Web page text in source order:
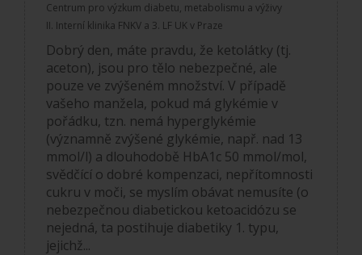
Centrum pro výzkum diabetu, metabolismu a výživy
II. Interní klinika FNKV a 3. LF UK v Praze
Dobrý den, máte pravdu, že ketolátky (tj.
aceton), jsou pro tělo nebezpečné, ale
pouze ve zvýšeném množství. V případě
vašeho manžela, pokud má glykémie v
pořádku, tzn. nemá hyperglykémie
(významně zvýšené glykémie, např. nad 13
mmol/l) a dlouhodobě HbA1c 50 mmol/mol,
svědčící o dobré kompenzaci, nepřítomnosti
cukru v moči, se myslím obávat nemusíte (o
nebezpečnou diabetickou ketoacidózu se
nejedná, ta postihuje diabetiky 1. typu,
jejichž...